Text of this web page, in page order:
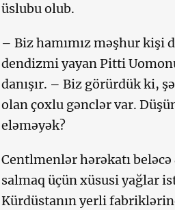
üslubu olub.
– Biz hamımız məşhur kişi
dendizmi yayan Pitti
danışır. – Biz görürdük ki,
olan çoxlu gənclər var.
eləməyək?
Centlmenlər hərəkatı
salmaq üçün xüsusi yağlar
Kürdüstanın yerli